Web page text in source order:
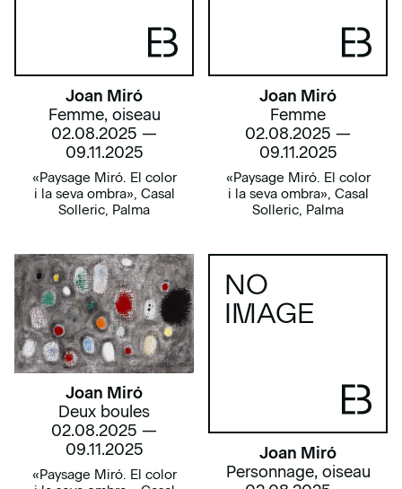
Joan Miró
Femme, oiseau
02.08.2025 —
09.11.2025
«Paysage Miró. El color
i la seva ombra», Casal
Solleric, Palma
Joan Miró
Femme
02.08.2025 —
09.11.2025
«Paysage Miró. El color
i la seva ombra», Casal
Solleric, Palma
Joan Miró
Deux boules
02.08.2025 —
09.11.2025
«Paysage Miró. El color
NO
IMAGE
Joan Miró
Personnage, oiseau